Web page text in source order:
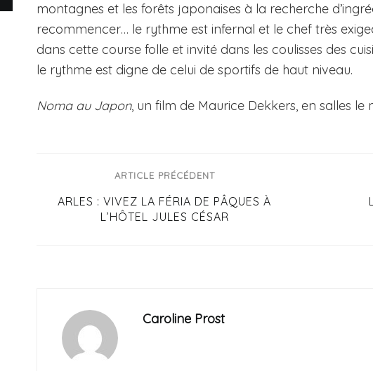
montagnes et les forêts japonaises à la recherche
recommencer… le rythme est infernal et le chef très
dans cette course folle et invité dans les coulisses des
le rythme est digne de celui de sportifs de haut niveau.
Noma au Japon, un film de Maurice Dekkers, en salles le
ARTICLE PRÉCÉDENT
ARLES : VIVEZ LA FÉRIA DE PÂQUES À
L’HÔTEL JULES CÉSAR
Caroline Prost